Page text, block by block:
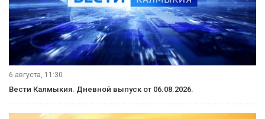
6 августа, 11:30
Вести Калмыкия. Дневной выпуск от 06.08.2026.